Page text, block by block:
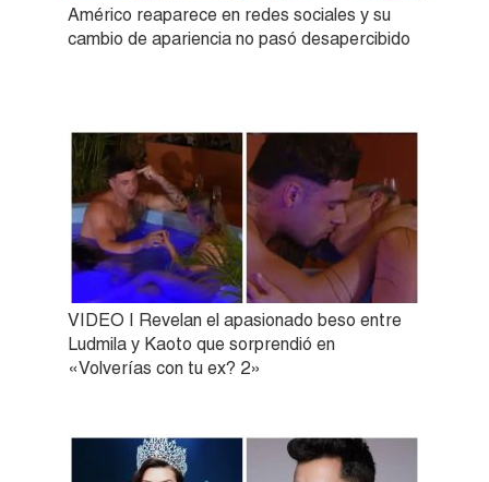
Américo reaparece en redes sociales y su
cambio de apariencia no pasó desapercibido
VIDEO | Revelan el apasionado beso entre
Ludmila y Kaoto que sorprendió en
«Volverías con tu ex? 2»